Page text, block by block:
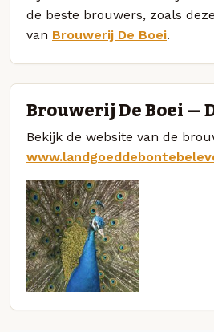
de beste brouwers, zoals
van Brouwerij De Boei.
Brouwerij De Boei —
Bekijk de website van de